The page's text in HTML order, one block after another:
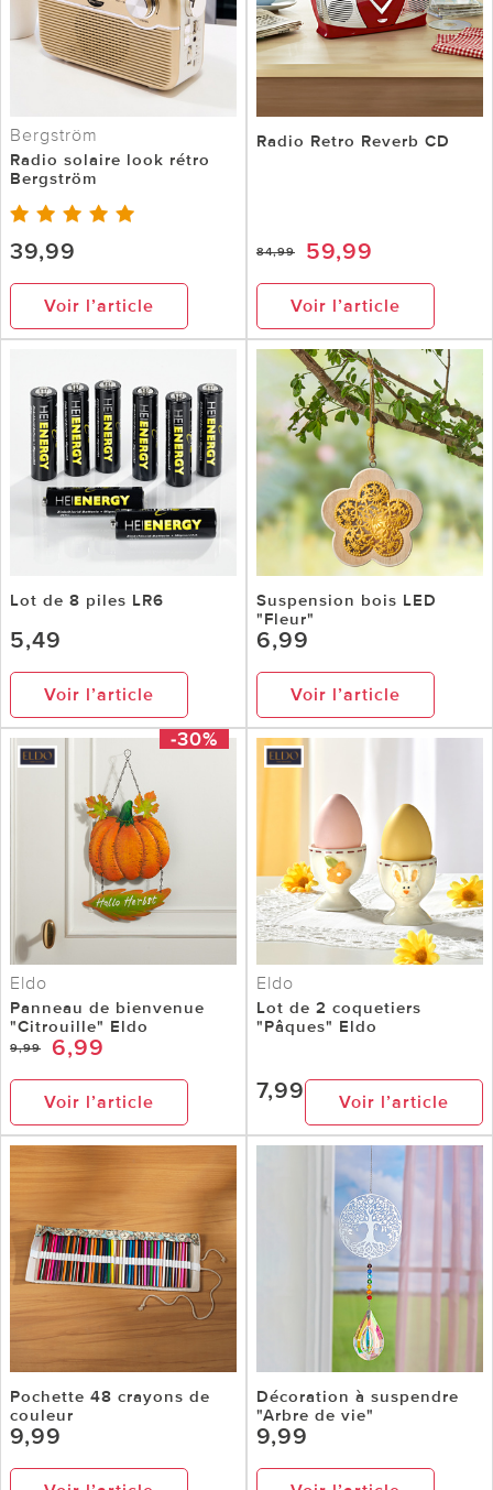
Bergström
Radio solaire look rétro
Bergström
39,99
Voir l’article
Radio Retro Reverb CD
84,99 59,99
Voir l’article
Lot de 8 piles LR6
5,49
Voir l’article
Suspension bois LED
"Fleur"
6,99
Voir l’article
-30%
Eldo
Panneau de bienvenue
"Citrouille" Eldo
9,99 6,99
Voir l’article
Eldo
Lot de 2 coquetiers
"Pâques" Eldo
7,99 Voir l’article
Pochette 48 crayons de
couleur
9,99
Décoration à suspendre
"Arbre de vie"
9,99